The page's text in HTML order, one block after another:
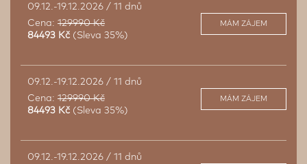
09.12.-19.12.2026 / 11 dnů
Cena: 129990 Kč
84493 Kč (Sleva 35%)
MÁM ZÁJEM
09.12.-19.12.2026 / 11 dnů
Cena: 129990 Kč
84493 Kč (Sleva 35%)
MÁM ZÁJEM
09.12.-19.12.2026 / 11 dnů